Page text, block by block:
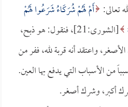
تعالى: أَمْ لَهُمْ شُرَكَاءُ شَرَعُوا لَهُمْ
[الشورى:21]، فنقول: هو ذبح،
واعتقد أنه قربة لله، ففر من
من الأسباب التي يدفع بها العين.
أكبر، وشرك أصغر.